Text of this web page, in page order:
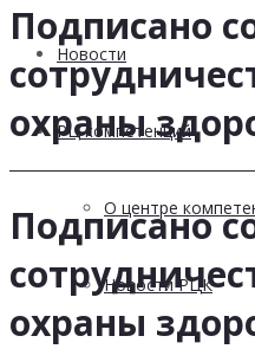
Новости
РЦ компетенций
О центре
Новости РЦК
Подписано
охраны
Подписано
охраны